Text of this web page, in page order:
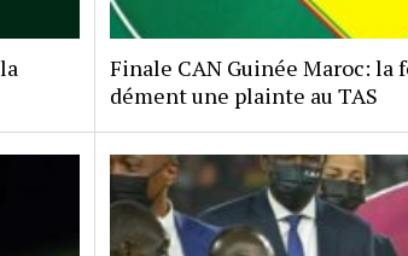
Finale CAN Guinée Maroc:
dément une plainte au TAS